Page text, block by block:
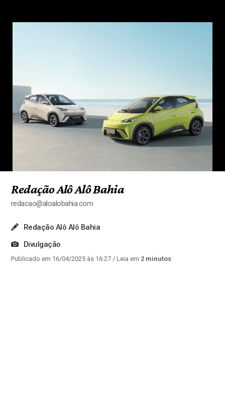
Redação Alô Alô Bahia
redacao@aloalobahia.com
Redação Alô Alô Bahia
Divulgação
Publicado em 16/04/2025 às 16:27/ Leia em 2 minutos